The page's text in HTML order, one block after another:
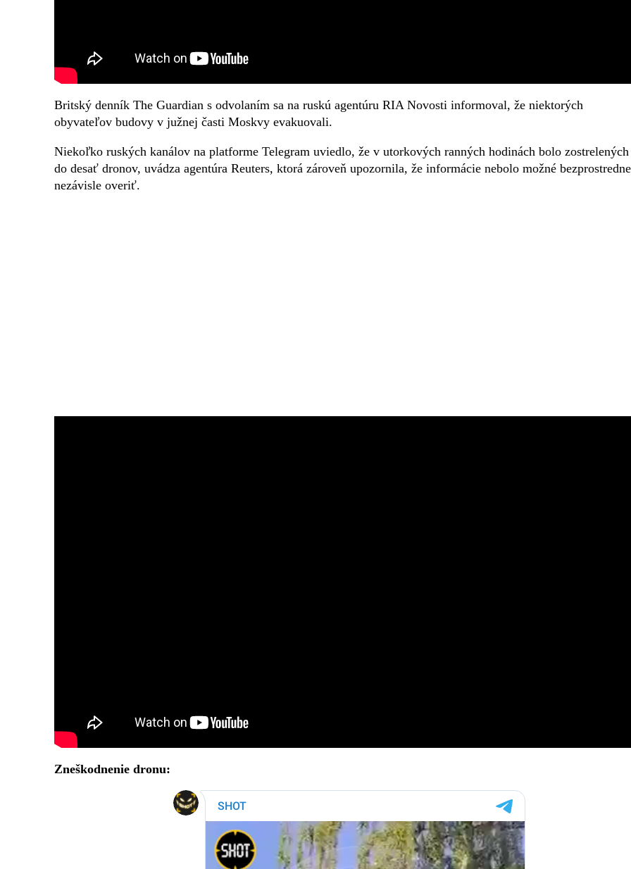
Britský denník The Guardian s odvolaním sa na ruskú agentúru RIA Novosti informoval, že niektorých
obyvateľov budovy v južnej časti Moskvy evakuovali.
Niekoľko ruských kanálov na platforme Telegram uviedlo, že v utorkových ranných hodinách bolo zostrelených
do desať dronov, uvádza agentúra Reuters, ktorá zároveň upozornila, že informácie nebolo možné bezprostredne
nezávisle overiť.
Zneškodnenie dronu: